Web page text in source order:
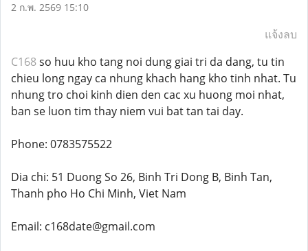
2 ก.พ. 2569 15:10
แจ้งลบ
C168so huu kho tang noi dung giai tri da dang, tu tin
chieu long ngay ca nhung khach hang kho tinh nhat. Tu
nhung tro choi kinh dien den cac xu huong moi nhat,
ban se luon tim thay niem vui bat tan tai day.
Phone: 0783575522
Dia chi: 51 Duong So 26, Binh Tri Dong B, Binh Tan,
Thanh pho Ho Chi Minh, Viet Nam
Email: c168date@gmail.com